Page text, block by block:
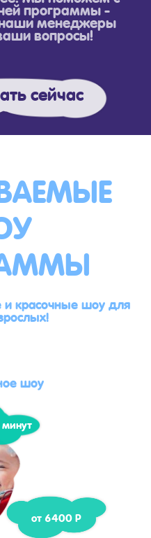
программы -
наши менеджеры
вопросы!
сейчас
красочные шоу для
шоу
от 6400 Р